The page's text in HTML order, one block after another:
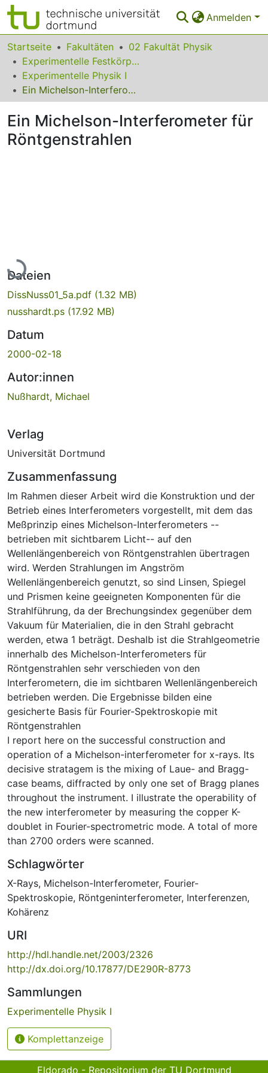
Anmelden
Bereiche & Sammlungen
Das gesamte Repositorium
Statistiken
FAQ
Leitlinien
Startseite Fakultäten
02 Fakultät Physik
Experimentelle Festkörperphysik
Experimentelle Physik I
Ein Michelson-Interferometer für Röntgenstrahlen
Ein Michelson-Interferometer für
Röntgenstrahlen
Lade...
Dateien
DissNuss01_5a.pdf (1.32 MB)
nusshardt.ps (17.92 MB)
Datum
2000-02-18
Autor:innen
Nußhardt, Michael
Verlag
Universität Dortmund
Zusammenfassung
Im Rahmen dieser Arbeit wird die Konstruktion und der
Betrieb eines Interferometers vorgestellt, mit dem das
Meßprinzip eines Michelson-Interferometers --
betrieben mit sichtbarem Licht-- auf den
Wellenlängenbereich von Röntgenstrahlen übertragen
wird. Werden Strahlungen im Angström
Wellenlängenbereich genutzt, so sind Linsen, Spiegel
und Prismen keine geeigneten Komponenten für die
Strahlführung, da der Brechungsindex gegenüber dem
Vakuum für Materialien, die in den Strahl gebracht
werden, etwa 1 beträgt. Deshalb ist die Strahlgeometrie
innerhalb des Michelson-Interferometers für
Röntgenstrahlen sehr verschieden von den
Interferometern, die im sichtbaren Wellenlängenbereich
betrieben werden. Die Ergebnisse bilden eine
gesicherte Basis für Fourier-Spektroskopie mit
Röntgenstrahlen
I report here on the successful construction and
operation of a Michelson-interferometer for x-rays. Its
decisive stratagem is the mixing of Laue- and Bragg-
case beams, diffracted by only one set of Bragg planes
throughout the instrument. I illustrate the operability of
the new interferometer by measuring the copper K-
doublet in Fourier-spectrometric mode. A total of more
than 2700 orders were scanned.
Schlagwörter
X-Rays, Michelson-Interferometer, Fourier-
Spektroskopie, Röntgeninterferometer, Interferenzen,
Kohärenz
URI
http://hdl.handle.net/2003/2326
http://dx.doi.org/10.17877/DE290R-8773
Sammlungen
Experimentelle Physik I
Komplettanzeige
Eldorado - Repositorium der TU Dortmund